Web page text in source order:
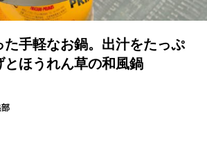
手軽なお鍋。出汁をたっぷ
とほうれん草の和風鍋
部